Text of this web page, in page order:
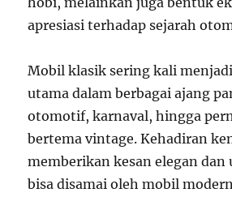
apresiasi terhadap sejarah
Mobil klasik sering kali
utama dalam berbagai ajang
otomotif, karnaval, hingga
bertema vintage. Kehadiran
memberikan kesan elegan
bisa disamai oleh mobil